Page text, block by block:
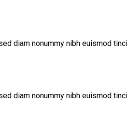
diam nonummy nibh euismod
diam nonummy nibh euismod